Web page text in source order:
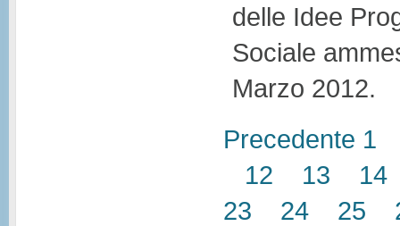
delle Idee
Sociale
Marzo 2012.
Precedente 1
12
13
14
23
24 25